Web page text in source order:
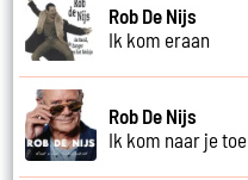
Rob De Nijs
Ik kom eraan
Rob De Nijs
Ik kom naar je toe